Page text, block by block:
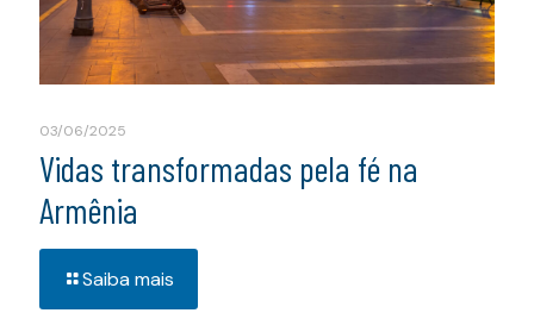
03/06/2025
Vidas transformadas pela fé na
Armênia
Saiba mais